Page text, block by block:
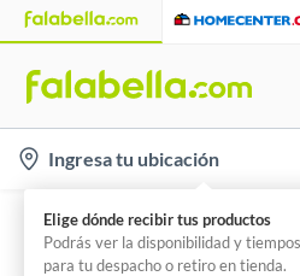
Ingresa tu ubicación
Elige dónde recibir tus productos
Podrás ver la disponibilidad y
para tu despacho o retiro en tienda.
Home Mundo Bebé -